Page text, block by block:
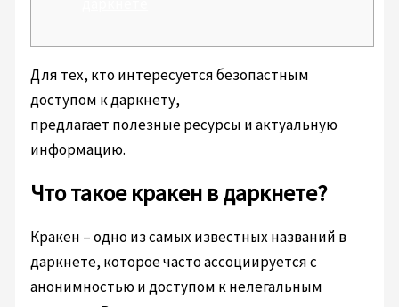
Для тех, кто интересуется безопастным
доступом к даркнету,
предлагает полезные ресурсы и актуальную
информацию.
Что такое кракен в даркнете?
Кракен – одно из самых известных названий в
даркнете, которое часто ассоциируется с
анонимностью и доступом к нелегальным